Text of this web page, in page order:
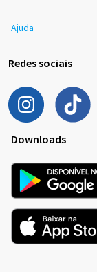
Ajuda
Redes sociais
Downloads